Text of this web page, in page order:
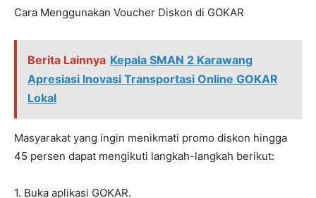
Cara Menggunakan Voucher Diskon di GOKAR
Berita Lainnya Kepala SMAN 2 Karawang
Apresiasi Inovasi Transportasi Online GOKAR
Lokal
Masyarakat yang ingin menikmati promo diskon hingga
45 persen dapat mengikuti langkah-langkah berikut:
1. Buka aplikasi GOKAR.